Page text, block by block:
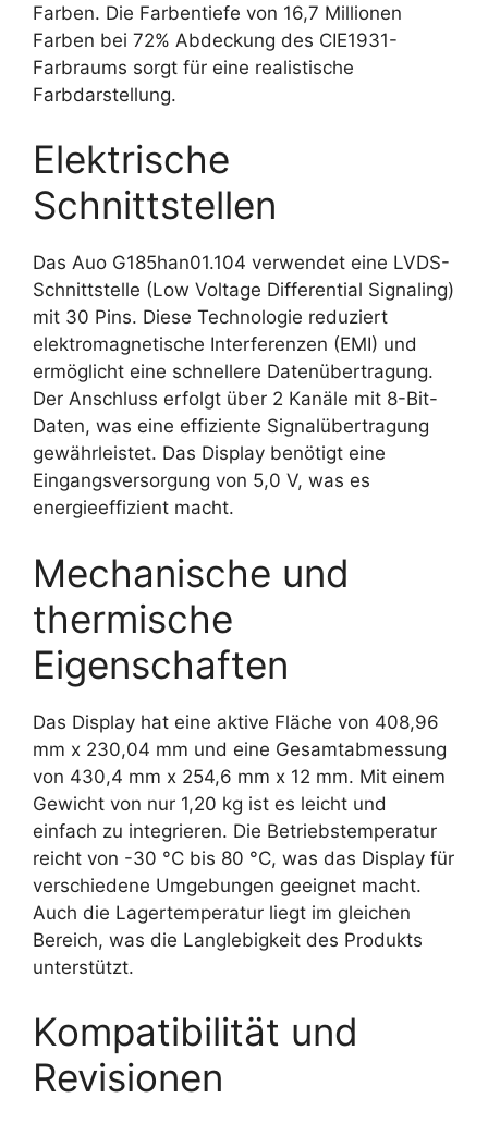
Farben. Die Farbentiefe von 16,7 Millionen
Farben bei 72% Abdeckung des CIE1931-
Farbraums sorgt für eine realistische
Farbdarstellung.
Elektrische
Schnittstellen
Das Auo G185han01.104 verwendet eine LVDS-
Schnittstelle (Low Voltage Differential Signaling)
mit 30 Pins. Diese Technologie reduziert
elektromagnetische Interferenzen (EMI) und
ermöglicht eine schnellere Datenübertragung.
Der Anschluss erfolgt über 2 Kanäle mit 8-Bit-
Daten, was eine effiziente Signalübertragung
gewährleistet. Das Display benötigt eine
Eingangsversorgung von 5,0 V, was es
energieeffizient macht.
Mechanische und
thermische
Eigenschaften
Das Display hat eine aktive Fläche von 408,96
mm x 230,04 mm und eine Gesamtabmessung
von 430,4 mm x 254,6 mm x 12 mm. Mit einem
Gewicht von nur 1,20 kg ist es leicht und
einfach zu integrieren. Die Betriebstemperatur
reicht von -30 °C bis 80 °C, was das Display für
verschiedene Umgebungen geeignet macht.
Auch die Lagertemperatur liegt im gleichen
Bereich, was die Langlebigkeit des Produkts
unterstützt.
Kompatibilität und
Revisionen